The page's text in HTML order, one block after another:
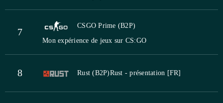
7
CSGO Prime (B2P)
Mon expérience de jeux sur CS:GO
8 Rust (B2P)Rust - présentation [FR]